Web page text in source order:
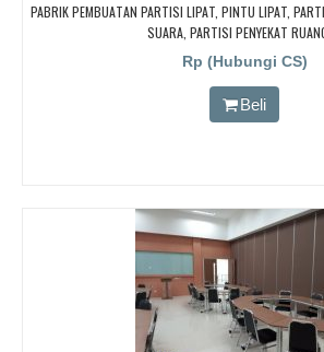
PABRIK PEMBUATAN PARTISI LIPAT, PINTU LIPAT,
SUARA, PARTISI PENYEKAT
Rp (Hubungi CS)
Beli